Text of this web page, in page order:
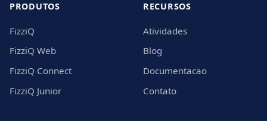
PRODUTOS
FizziQ
FizziQ Web
FizziQ Connect
FizziQ Junior
RECURSOS
Atividades
Blog
Documentacao
Contato